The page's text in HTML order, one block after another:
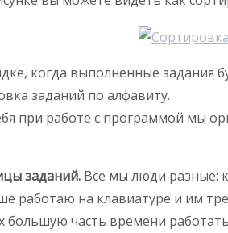
когда выполненные задания
заданий по алфавиту.
при работе с программой мы
заданий. Все мы люди разные:
работаю на клавиатуре и им
часть времени